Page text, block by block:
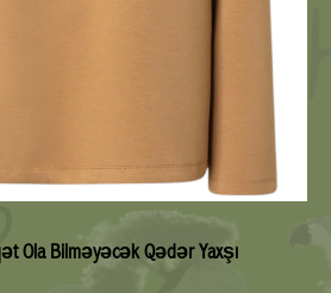
Ola Bilməyəcək Qədər Yaxşı